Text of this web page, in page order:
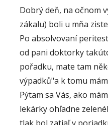
Pokud jsou výsledky
nediagnostikujeme
léčbu. Samotné mírné
nad tzv. normu bez
důvodem k zahájení
systémem
morfologických nebo
pro glaukom lze
Dobrý deň, na očnom
zákalu) boli u mňa
Po absolvovaní
od pani doktorky
pořadku, mate tam
výpadků"a k tomu
Pýtam sa Vás, ako
lekárky ohľadne